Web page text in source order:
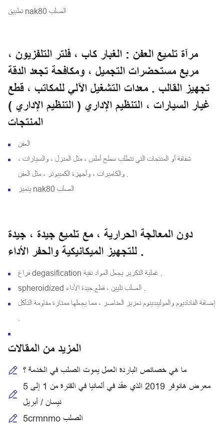
تطبيق nak80 الصلب
مرآة تلميع العفن : الغبار كاب ، فلتر التلفزيون ،
مربع مستحضرات التجميل ، ومكافحة تجعد الدقة
تجهيز القالب . معدات التشغيل الآلي للمكاتب ، قطع
غيار السيارات ، التنظيم الإداري ( التنظيم الإداري )
المنتجات
العفن
شفافة أو المنتجات التي تتطلب سطح أملس ، مثل المنزل ، والسيارات ،
يتميز nak80 الصلب
دون المعالجة الحرارية ، مع تلميع جيدة ، جيدة
للتجهيز الميكانيكية والحفر الأداء .
إضافة الفاناديوم والموليبدينوم تعزيز العناصر ، مما يجعلها ممتازة مقاومة التآكل
المزيد من المقالات
ما هي خصائص الباردة العمل يموت الصلب في الخدمة ؟
معرض هانوفر 2019 الذي عقد في ألمانيا في الفترة من 1 إلى 5
نيسان / أبريل
5crmnmo الصلب